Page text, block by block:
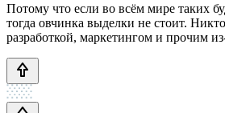
Потому что если во всём мире таких
тогда овчинка выделки не стоит.
разработкой, маркетингом и прочим